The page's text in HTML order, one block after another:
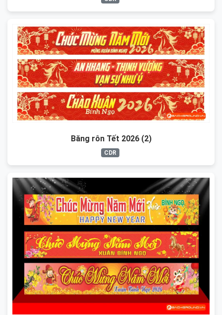
Băng rôn Tết 2026 (2)
CDR